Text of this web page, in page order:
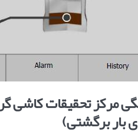
تحقیقات کاشی